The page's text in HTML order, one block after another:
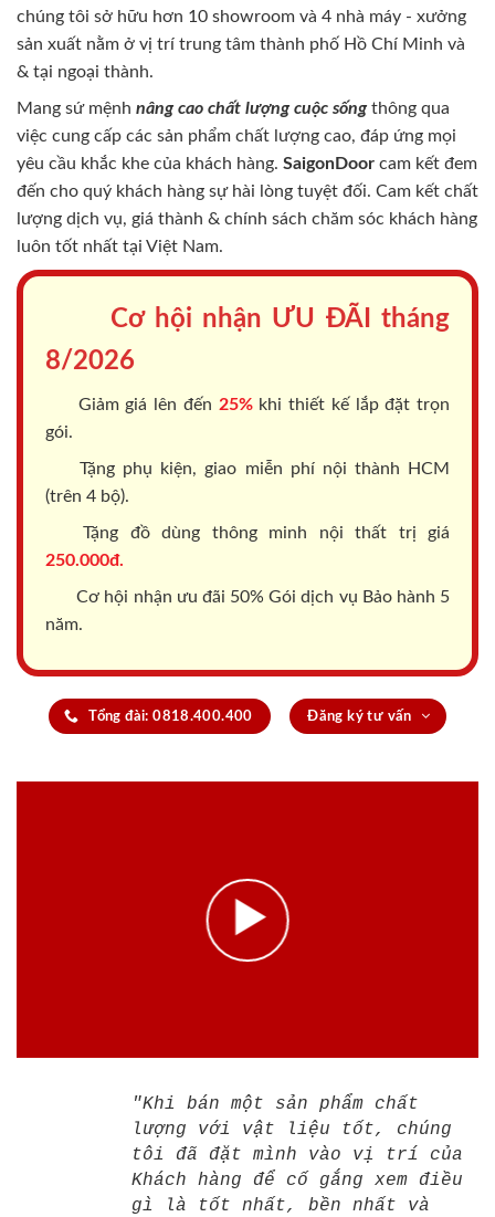
chúng tôi sở hữu hơn 10 showroom và 4 nhà máy - xưởng
sản xuất nằm ở vị trí trung tâm thành phố Hồ Chí Minh và
& tại ngoại thành.
Mang sứ mệnh nâng cao chất lượng cuộc sốngthông qua
việc cung cấp các sản phẩm chất lượng cao, đáp ứng mọi
yêu cầu khắc khe của khách hàng. SaigonDoor cam kết đem
đến cho quý khách hàng sự hài lòng tuyệt đối. Cam kết chất
lượng dịch vụ, giá thành & chính sách chăm sóc khách hàng
luôn tốt nhất tại Việt Nam.
Cơ hội nhận ƯU ĐÃI tháng
8/2026
Giảm giá lên đến 25%khi thiết kế lắp đặt trọn
gói.
Tặng phụ kiện, giao miễn phí nội thành HCM
(trên 4 bộ).
Tặng đồ dùng thông minh nội thất trị giá
250.000đ.
Cơ hội nhận ưu đãi 50% Gói dịch vụ Bảo hành 5
năm.
Tổng đài: 0818.400.400 Đăng ký tư vấn
"Khi bán một sản phẩm chất
lượng với vật liệu tốt, chúng
tôi đã đặt mình vào vị trí của
Khách hàng để cố gắng xem điều
gì là tốt nhất, bền nhất và